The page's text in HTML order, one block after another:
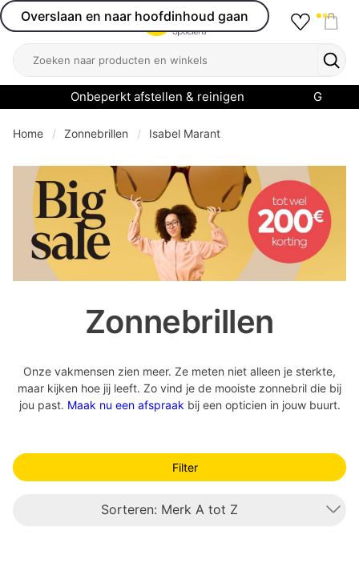
Overslaan en naar hoofdinhoud gaan
Open menu
Zoeken
Onbeperkt afstellen & reinigen
menu
Home Zonnebrillen Isabel Marant
Zonnebrillen
Onze vakmensen zien meer. Ze meten niet alleen je sterkte,
maar kijken hoe jij leeft. Zo vind je de mooiste zonnebril die bij
jou past. Maak nu een afspraak bij een opticien in jouw buurt.
Filter
Sorteren: Merk A tot Z